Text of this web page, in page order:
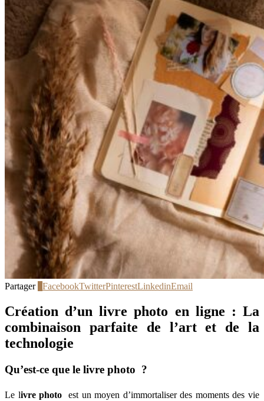
Partager FacebookTwitterPinterestLinkedinEmail
Création d’un livre photo en ligne : La
combinaison parfaite de l’art et de la
technologie
Qu’est-ce que le livre photo ?
Le livre photo est un moyen d’immortaliser des moments des vie